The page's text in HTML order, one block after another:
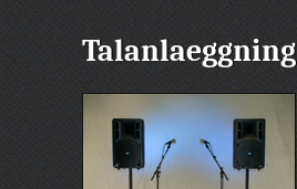
Talanlaeggning